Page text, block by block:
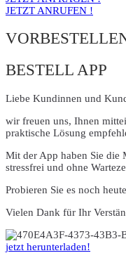
JETZT ANRUFEN !
BESTELL APP
Liebe Kundinnen und
wir freuen uns, Ihnen
praktische Lösung
Mit der App haben Sie die
stressfrei und ohne
Probieren Sie es noch
Vielen Dank für Ihr
jetzt herunterladen!